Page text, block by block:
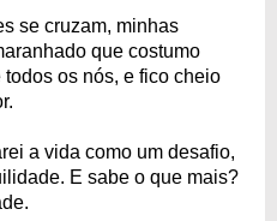
se cruzam, minhas
que costumo
os nós, e fico cheio
a vida como um desafio,
E sabe o que mais?